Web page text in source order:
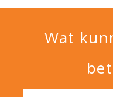
Wat